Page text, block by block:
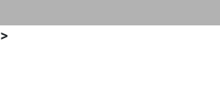
>